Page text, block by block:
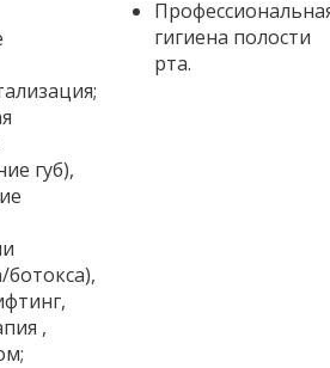
губ),
,
гигиена полости
рта.